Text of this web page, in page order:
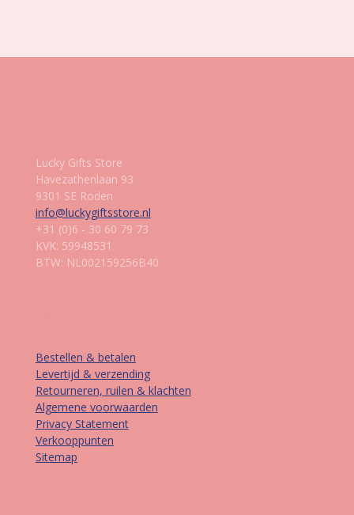
Lucky Gifts Store
Havezathenlaan 93
9301 SE Roden
info@luckygiftsstore.nl
+31 (0)6 - 30 60 79 73
KVK: 59948531
BTW: NL002159256B40
Bestellen & betalen
Levertijd & verzending
Retourneren, ruilen & klachten
Algemene voorwaarden
Privacy Statement
Verkooppunten
Sitemap